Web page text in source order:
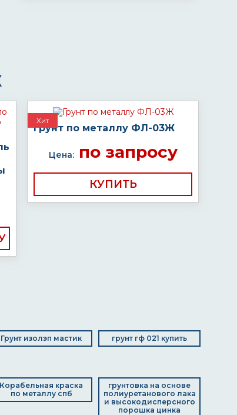
Хит
Грунт по металлу ФЛ-03Ж
Цена:по запросу
КУПИТЬ
Грунт изолэп мастик грунт гф 021 купить
Корабельная краска
по металлу спб
грунтовка на основе
полиуретанового лака
и высокодисперсного
порошка цинка